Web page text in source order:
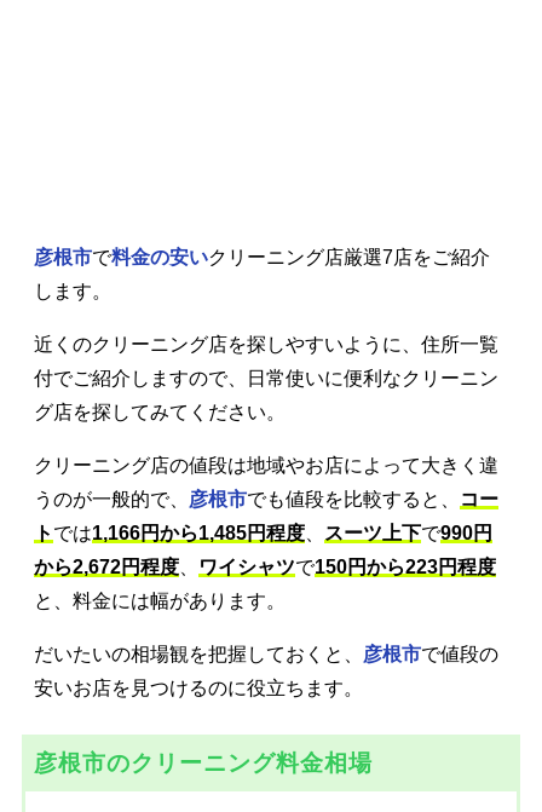
彦根市で料金の安いクリーニング店厳選7店をご紹介
します。
近くのクリーニング店を探しやすいように、住所一覧
付でご紹介しますので、日常使いに便利なクリーニン
グ店を探してみてください。
クリーニング店の値段は地域やお店によって大きく違
うのが一般的で、 彦根市でも値段を比較すると、
コー
ト では1,166円から1,485円程度 スーツ上下で990円
から2,672円程度
ワイシャツで150円から223円程度
と、料金には幅があります。
だいたいの相場観を把握しておくと、 彦根市で値段の
安いお店を見つけるのに役立ちます。
彦根市のクリーニング料金相場